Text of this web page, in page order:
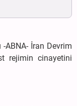
-ABNA- İran Devrim
rejimin cinayetini